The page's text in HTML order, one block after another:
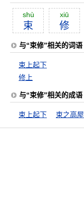
shù
束
xiū
修
与“束修”相关的词语
束上起下
修上
与“束修”相关的成语
束上起下 束之高屋